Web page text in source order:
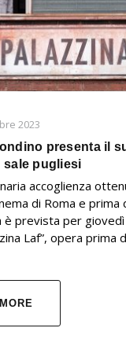
2023
presenta il
sale pugliesi
accoglienza
di Roma e prima
è prevista per
Laf”, opera prima